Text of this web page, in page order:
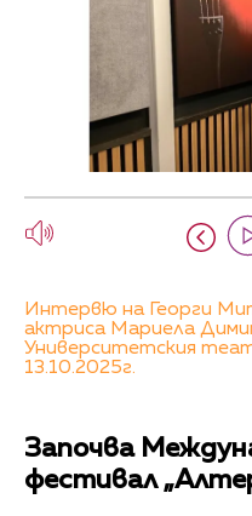
Интервю на Георги
актриса Мариела
Университетския
13.10.2025г.
Започва
фестивал